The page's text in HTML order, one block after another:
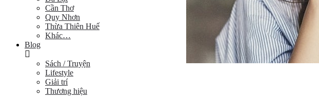
Cần Thơ
Quy Nhơn
Thừa Thiên Huế
Khác…
Blog
Sách / Truyện
Lifestyle
Giải trí
Thương hiệu